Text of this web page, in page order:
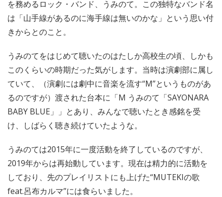
を務めるロック・バンド、うみのて。この独特なバンド名
は「山手線があるのに海手線は無いのかな」という思い付
きからとのこと。
うみのてをはじめて聴いたのはたしか高校生の頃、しかも
このくらいの時期だった気がします。当時は演劇部に属し
ていて、（演劇には劇中に音楽を流す“M”というものがあ
るのですが）渡された台本に「M うみのて「SAYONARA
BABY BLUE」」とあり、みんなで聴いたとき感銘を受
け、しばらく聴き続けていたような。
うみのては2015年に一度活動を終了しているのですが、
2019年からは再始動しています。現在は精力的に活動を
しており、先のプレイリストにも上げた“MUTEKIの歌
feat.呂布カルマ”には食らいました。